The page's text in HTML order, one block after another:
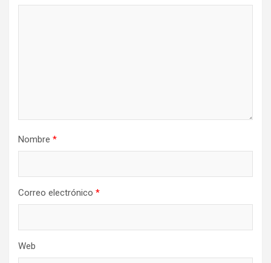
Nombre *
Correo electrónico *
Web